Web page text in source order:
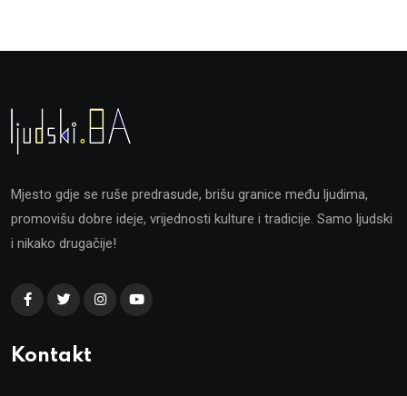
Mjesto gdje se ruše predrasude, brišu granice među ljudima,
promovišu dobre ideje, vrijednosti kulture i tradicije. Samo ljudski
i nikako drugačije!
Kontakt